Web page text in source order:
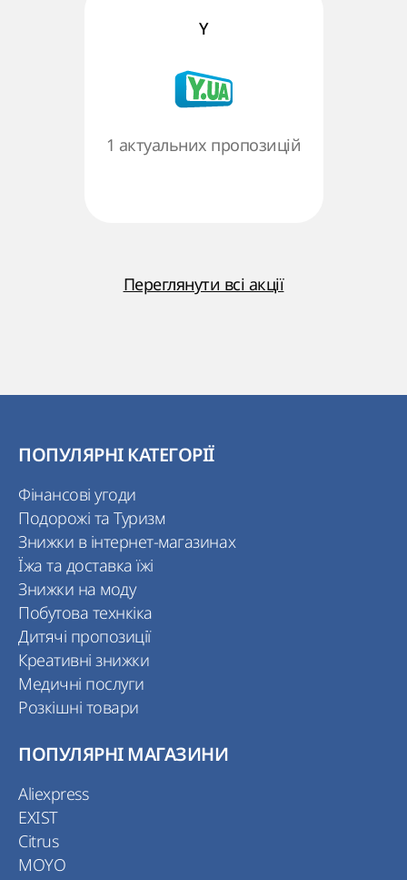
Y
1 актуальних пропозицій
Переглянути всі акції
ПОПУЛЯРНІ КАТЕГОРІЇ
Фінансові угоди
Подорожі та Туризм
Знижки в інтернет-магазинах
Їжа та доставка їжі
Знижки на моду
Побутова технкіка
Дитячі пропозиції
Креативні знижки
Медичні послуги
Розкішні товари
ПОПУЛЯРНІ МАГАЗИНИ
Aliexpress
EXIST
Citrus
MOYO